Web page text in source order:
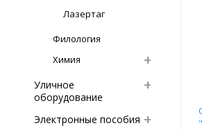
Лазертаг
Филология
Химия
Уличное
оборудование
Электронные пособия